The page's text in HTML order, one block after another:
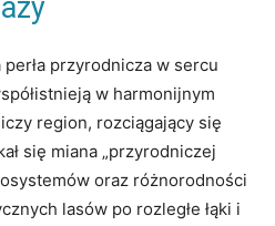
​przyrodnicza w sercu‌
w harmonijnym
region,‍ rozciągający się
się ⁣miana „przyrodniczej
oraz różnorodności
lasów‌ po rozległe łąki i